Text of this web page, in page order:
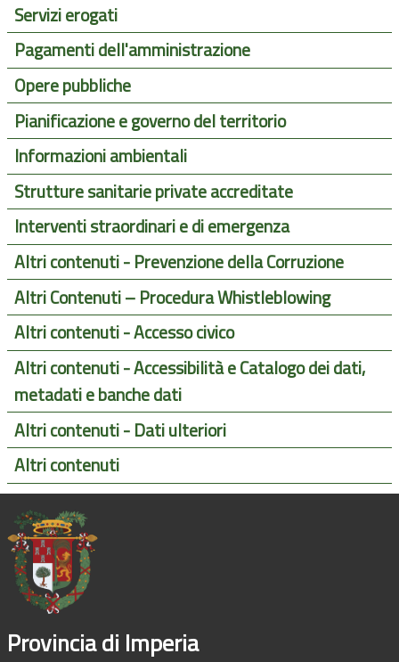
Servizi erogati
Pagamenti dell'amministrazione
Opere pubbliche
Pianificazione e governo del territorio
Informazioni ambientali
Strutture sanitarie private accreditate
Interventi straordinari e di emergenza
Altri contenuti - Prevenzione della Corruzione
Altri Contenuti – Procedura Whistleblowing
Altri contenuti - Accesso civico
Altri contenuti - Accessibilità e Catalogo dei dati,
metadati e banche dati
Altri contenuti - Dati ulteriori
Altri contenuti
Provincia di Imperia